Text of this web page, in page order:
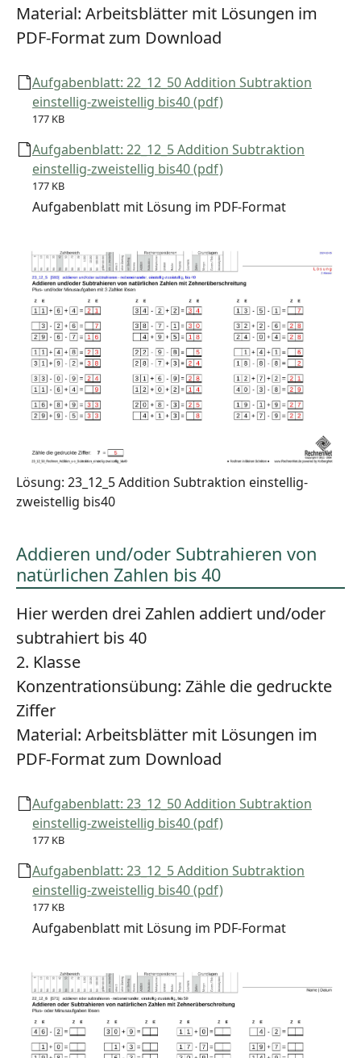
Material: Arbeitsblätter mit Lösungen im
PDF-Format zum Download
Aufgabenblatt: 22_12_50 Addition Subtraktion
einstellig-zweistellig bis40 (pdf)
177 KB
Aufgabenblatt: 22_12_5 Addition Subtraktion
einstellig-zweistellig bis40 (pdf)
177 KB
Aufgabenblatt mit Lösung im PDF-Format
Lösung: 23_12_5 Addition Subtraktion einstellig-
zweistellig bis40
Addieren und/oder Subtrahieren von
natürlichen Zahlen bis 40
Hier werden drei Zahlen addiert und/oder
subtrahiert bis 40
2. Klasse
Konzentrationsübung: Zähle die gedruckte
Ziffer
Material: Arbeitsblätter mit Lösungen im
PDF-Format zum Download
Aufgabenblatt: 23_12_50 Addition Subtraktion
einstellig-zweistellig bis40 (pdf)
177 KB
Aufgabenblatt: 23_12_5 Addition Subtraktion
einstellig-zweistellig bis40 (pdf)
177 KB
Aufgabenblatt mit Lösung im PDF-Format